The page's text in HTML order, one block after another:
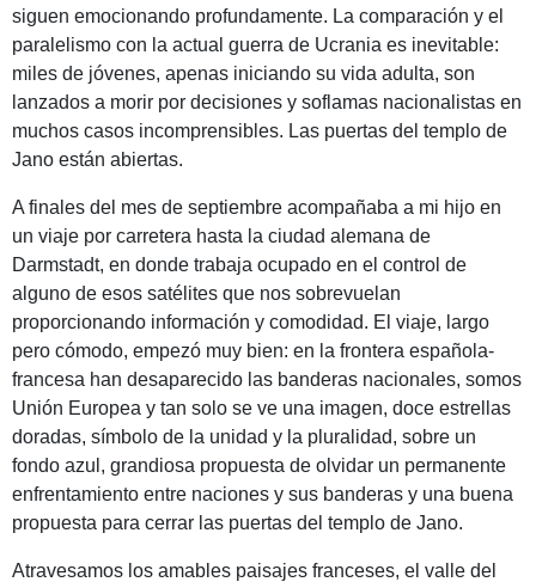
siguen emocionando profundamente. La comparación y el
paralelismo con la actual guerra de Ucrania es inevitable:
miles de jóvenes, apenas iniciando su vida adulta, son
lanzados a morir por decisiones y soflamas nacionalistas en
muchos casos incomprensibles. Las puertas del templo de
Jano están abiertas.
A finales del mes de septiembre acompañaba a mi hijo en
un viaje por carretera hasta la ciudad alemana de
Darmstadt, en donde trabaja ocupado en el control de
alguno de esos satélites que nos sobrevuelan
proporcionando información y comodidad. El viaje, largo
pero cómodo, empezó muy bien: en la frontera española-
francesa han desaparecido las banderas nacionales, somos
Unión Europea y tan solo se ve una imagen, doce estrellas
doradas, símbolo de la unidad y la pluralidad, sobre un
fondo azul, grandiosa propuesta de olvidar un permanente
enfrentamiento entre naciones y sus banderas y una buena
propuesta para cerrar las puertas del templo de Jano.
Atravesamos los amables paisajes franceses, el valle del